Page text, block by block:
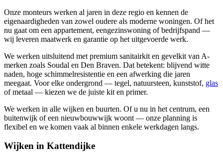
Onze monteurs werken al jaren in deze regio en kennen de
eigenaardigheden van zowel oudere als moderne woningen. Of het
nu gaat om een appartement, eengezinswoning of bedrijfspand —
wij leveren maatwerk en garantie op het uitgevoerde werk.
We werken uitsluitend met premium sanitairkit en gevelkit van A-
merken zoals Soudal en Den Braven. Dat betekent: blijvend witte
naden, hoge schimmelresistentie en een afwerking die jaren
meegaat. Voor elke ondergrond — tegel, natuursteen, kunststof, glas
of metaal — kiezen we de juiste kit en primer.
We werken in alle wijken en buurten. Of u nu in het centrum, een
buitenwijk of een nieuwbouwwijk woont — onze planning is
flexibel en we komen vaak al binnen enkele werkdagen langs.
Wijken in Kattendijke